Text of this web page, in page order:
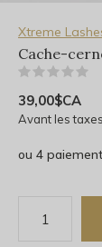
Xtreme
Cache-
39,00$CA
Avant les taxes
ou 4